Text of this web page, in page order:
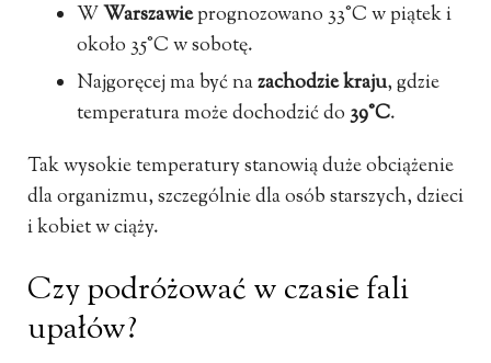
WWarszawieprognozowano 33°C w piątek i
około 35°C w sobotę.
Najgoręcej ma być nazachodzie kraju, gdzie
temperatura może dochodzić do39°C.
Tak wysokie temperatury stanowią duże obciążenie
dla organizmu, szczególnie dla osób starszych, dzieci
i kobiet w ciąży.
Czy podróżować w czasie fali
upałów?